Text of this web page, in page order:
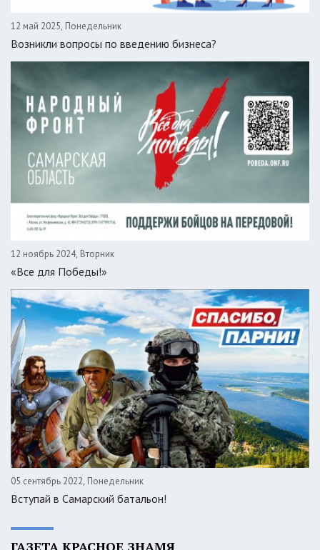
12 май 2025, Понедельник
Возникли вопросы по введению бизнеса?
12 ноябрь 2024, Вторник
«Все для Победы!»
05 сентябрь 2022, Понедельник
Вступай в Самарский батальон!